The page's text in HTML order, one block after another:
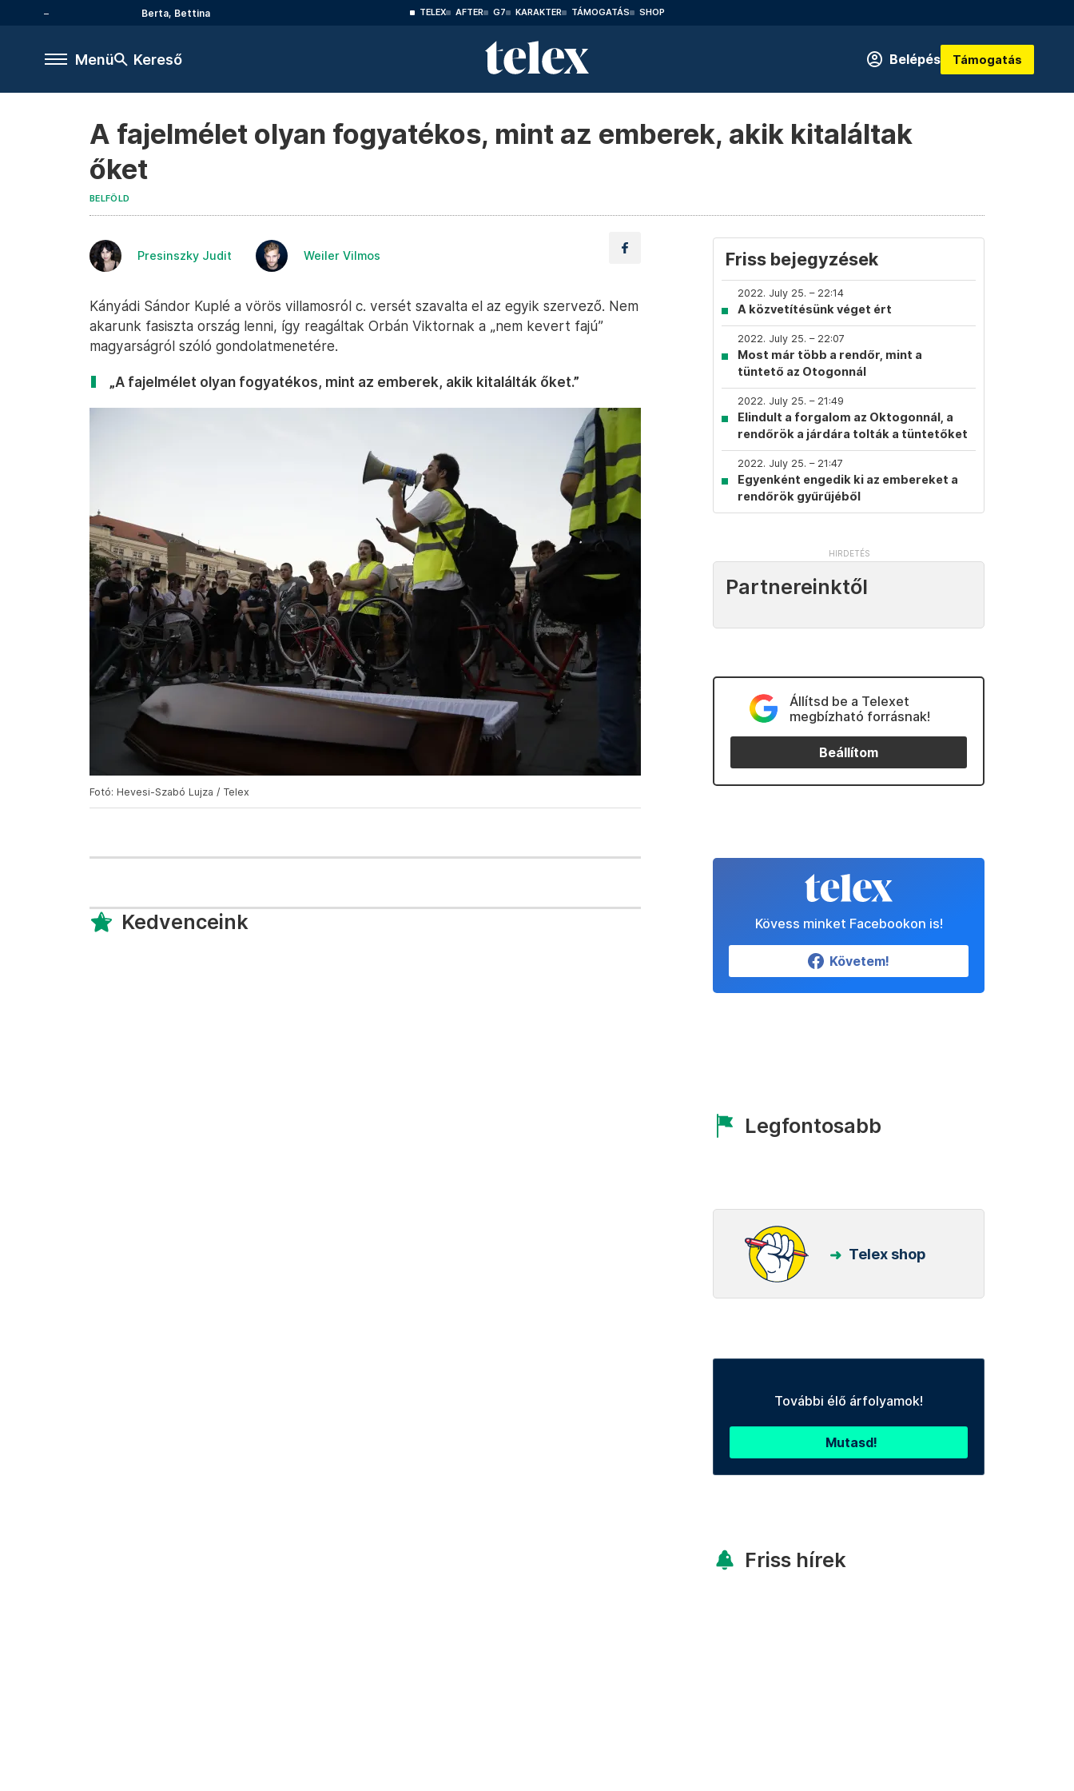
Berta, Bettina TELEX AFTER G7 KARAKTER TÁMOGATÁS SHOP
Menü Kereső Belépés Támogatás
A fajelmélet olyan fogyatékos, mint az emberek, akik kitaláltak
őket
BELFÖLD
Presinszky Judit Weiler Vilmos
Kányádi Sándor Kuplé a vörös villamosról c. versét szavalta el az egyik szervező. Nem
akarunk fasiszta ország lenni, így reagáltak Orbán Viktornak a „nem kevert fajú”
magyarságról szóló gondolatmenetére.
„A fajelmélet olyan fogyatékos, mint az emberek, akik kitalálták őket.”
Fotó: Hevesi-Szabó Lujza / Telex
Kedvenceink
Friss bejegyzések
2022. July 25. – 22:14
A közvetítésünk véget ért
2022. July 25. – 22:07
Most már több a rendőr, mint a
tüntető az Otogonnál
2022. July 25. – 21:49
Elindult a forgalom az Oktogonnál, a
rendőrök a járdára tolták a tüntetőket
2022. July 25. – 21:47
Egyenként engedik ki az embereket a
rendőrök gyűrűjéből
Partnereinktől
Állítsd be a Telexet
megbízható forrásnak!
Beállítom
Kövess minket Facebookon is!
Követem!
Legfontosabb
Telex shop
További élő árfolyamok!
Mutasd!
Friss hírek